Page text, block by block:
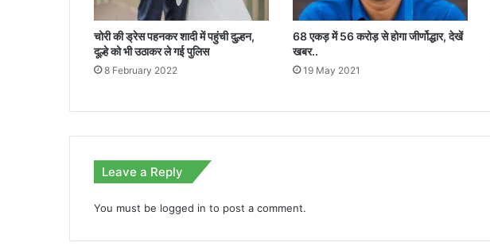
चोरी की ड्रेस पहनकर शादी में पहुंची दु्ल्हन,
दूल्हे को भी उठाकर ले गई पुलिस
8 February 2022
68 एकड़ में 56 करोड़ से होगा जीर्णोद्धार, देखें
खबर..
19 May 2021
Leave a Reply
You must be logged in to post a comment.